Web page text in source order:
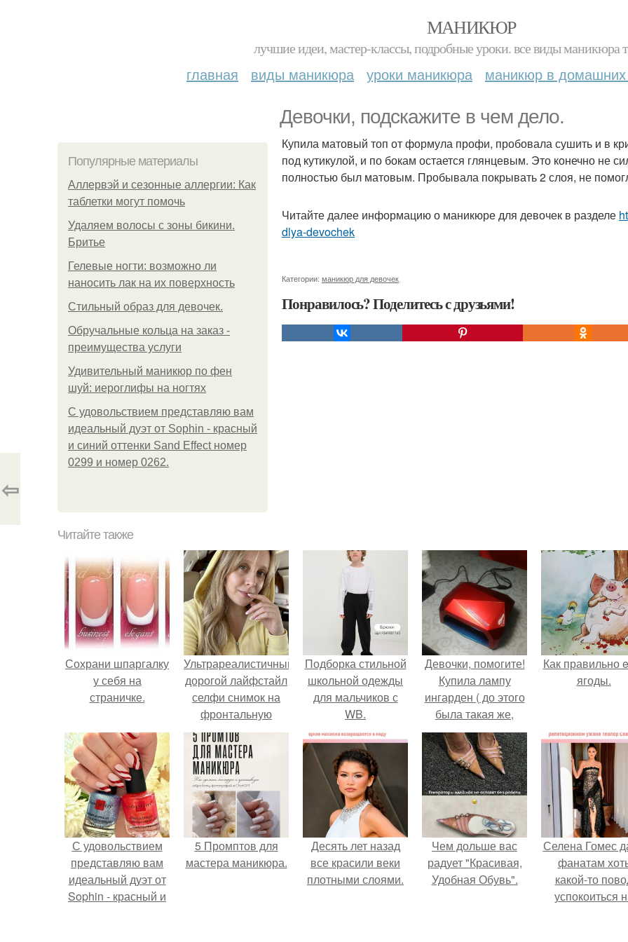
МАНИКЮР
лучшие идеи, мастер-классы, подробные уроки. все виды маникюра
главная виды маникюра уроки маникюра маникюр в домашних
Девочки, подскажите в чем дело.
Популярные материалы
Аллервэй и сезонные аллергии: Как
таблетки могут помочь
Удаляем волосы с зоны бикини.
Бритье
Гелевые ногти: возможно ли
наносить лак на их поверхность
Стильный образ для девочек.
Обручальные кольца на заказ -
преимущества услуги
Удивительный маникюр по фен
шуй: иероглифы на ногтях
С удовольствием представляю вам
идеальный дуэт от Sophin - красный
и синий оттенки Sand Effect номер
0299 и номер 0262.
Купила матовый топ от формула профи, пробовала сушить и в
под кутикулой, и по бокам остается глянцевым. Это конечно не
полностью был матовым. Пробывала покрывать 2 слоя, не
Читайте далее информацию о маникюре для девочек в разделе
dlya-devochek
Категории: маникюр для девочек
Понравилось? Поделитесь с друзьями!
⇦
Читайте также
Сохрани шпаргалку
у себя на
страничке.
Ультрареалистичный
дорогой лайфстайл
селфи снимок на
фронтальную
камеру.
Подборка стильной
школьной одежды
для мальчиков с
WB.
Девочки, помогите!
Купила лампу
ингарден ( до этого
была такая же,
только с али), сама
работаю на их
продукции, все
устраивает!
Как правильно
ягоды.
С удовольствием
представляю вам
идеальный дуэт от
Sophin - красный и
5 Промптов для
мастера маникюра.
Десять лет назад
все красили веки
плотными слоями.
Чем дольше вас
радует "Красивая,
Удобная Обувь".
Селена Гомес
фанатам
какой-то
успокоиться